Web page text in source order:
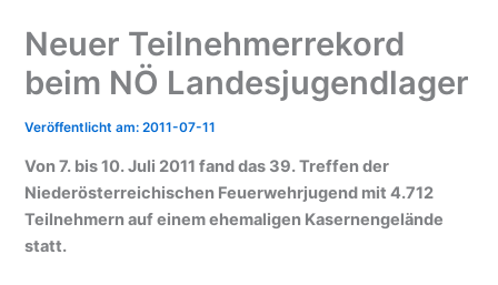
Neuer Teilnehmerrekord
beim NÖ Landesjugendlager
2011-07-11
Von 7. bis 10. Juli 2011 fand das 39. Treffen der
Niederösterreichischen Feuerwehrjugend mit 4.712
Teilnehmern auf einem ehemaligen Kasernengelände
statt.